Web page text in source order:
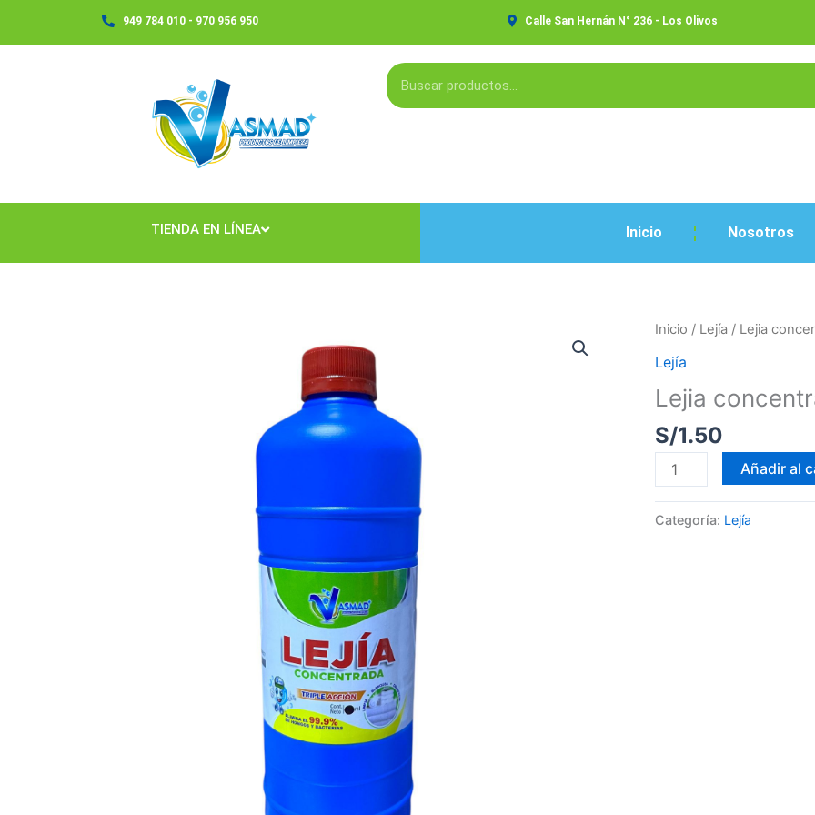
949 784 010 - 970 956 950 Calle San Hernán N° 236 - Los Olivos
TIENDA EN LÍNEA Inicio Nosotros
Inicio / Lejía / Lejia
Lejía
Lejia
S/1.50
Lejia
concentrada
650ml
cantidad
Añadir al
Categoría: Lejía